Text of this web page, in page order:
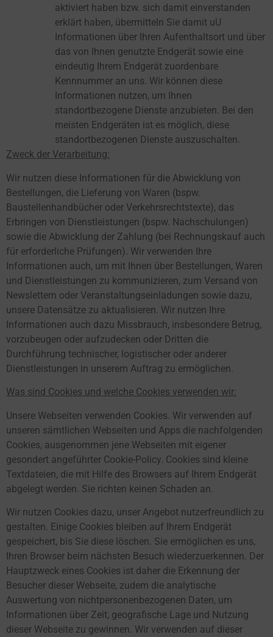
aktiviert haben bzw. sich damit einverstanden
erklärt haben, übermitteln Sie damit uU
Informationen über Ihren Aufenthaltsort und über
das von Ihnen genutzte Endgerät sowie eine
eindeutig Ihrem Endgerät zuordenbare
Kennnummer an uns. Wir können diese
Informationen nutzen, um Ihnen
standortbezogene Dienste anzubieten. Bei den
meisten Endgeräten ist es möglich, diese
standortbezogenen Dienste auszuschalten.
Zweck der Verarbeitung:
Wir nutzen diese Informationen für die Abwicklung von
Bestellungen, die Lieferung von Waren (bspw.
Baustellenhandbücher oder Verkehrsrechtstexte), das
Erbringen von Dienstleistungen (bspw. Nachschulungen)
sowie die Abwicklung der Zahlung (bei Rechnungskauf auch
für erforderliche Prüfungen). Wir verwenden Ihre
Informationen auch, um mit Ihnen über Bestellungen, Waren
und Dienstleistungen zu kommunizieren, zum Versand von
Newslettern oder Veranstaltungseinladungen sowie dazu,
unsere Datensätze zu aktualisieren. Wir nutzen Ihre
Informationen auch dazu Missbrauch, insbesondere Betrug,
vorzubeugen oder aufzudecken oder Dritten die
Durchführung technischer, logistischer oder anderer
Dienstleistungen in unserem Auftrag zu ermöglichen.
Was sind Cookies und welche Cookies verwenden wir:
Unsere Webseiten verwenden Cookies. Wir verwenden auf
unseren sämtlichen Webseiten und Apps die nachfolgenden
Cookies, ausgenommen jene Webseiten mit eigener
gesondert angeführter Cookie-Policy. Cookies sind kleine
Textdateien, die mit Hilfe des Browsers auf Ihrem Endgerät
abgelegt werden. Sie richten keinen Schaden an.
Wir nutzen Cookies dazu, unser Angebot nutzerfreundlich zu
gestalten. Einige Cookies bleiben auf Ihrem Endgerät
gespeichert, bis Sie diese löschen. Sie ermöglichen es uns,
Ihren Browser beim nächsten Besuch wiederzuerkennen. Der
Hauptzweck eines Cookies ist daher die Erkennung der
Besucher dieser Webseite, zudem die analytische
Auswertung von nichtpersonenbezogenen Daten, um
Informationen über Zeit, geografische Lage und Nutzung
dieser Webseite zu gewinnen. Wir verwenden auf dieser